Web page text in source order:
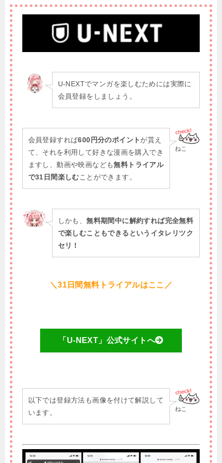
U-NEXTでマンガを楽しむためには実際に
会員登録をしましょう。
ねこ
会員登録すれば600円分のポイント が貰え
て、それを利用して好きな漫画を購入でき
ますし、動画や映画なども無料トライアル
で31日間楽しむことができます。
しかも、無料期間中に解約すれば完全無料
で楽しむこともできるというイタレリツク
セリ！
＼31日間無料トライアルはここ／
「U-NEXT」公式サイトへ
ねこ
以下では登録方法も画像を付けて解説して
います。